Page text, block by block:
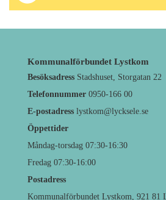
Kommunalförbundet Lystkom
Besöksadress Stadshuset, Storgatan 22
Telefonnummer 0950-166 00
E-postadress lystkom@lycksele.se
Öppettider
Måndag-torsdag 07:30-16:30
Fredag 07:30-16:00
Postadress
Kommunalförbundet Lystkom, 921 81